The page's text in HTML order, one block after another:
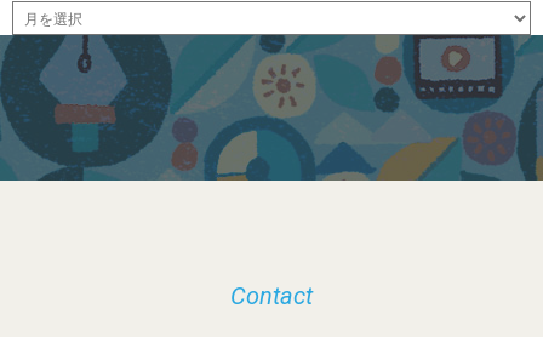
ー
ブ
Contact